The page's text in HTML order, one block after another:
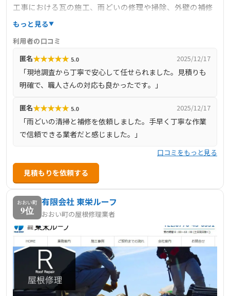
工事における瓦の施工、雨どいの修理や掃除、外壁の補修
など、多岐にわたる施工内容を一括で対応しています。地
対応可能。現地調査から見積りまでは無料で実施している
ため、初めての依頼でも安心です。施工管理から工事完了
まで自社で一貫して対応しており、信頼性の高いサービス
を提供しています。
もっと見る
利用者の口コミ
匿名★★★★★ 5.0 2025/12/17
「現地調査から丁寧で安心して任せられました。見積りも
明確で、職人さんの対応も良かったです。」
匿名★★★★★ 5.0 2025/12/17
「雨どいの清掃と補修を依頼しました。手早く丁寧な作業
で信頼できる業者だと感じました。」
口コミをもっと見る
見積もりを依頼する
おおい町
9位
有限会社 東栄ルーフ
おおい町の屋根修理業者